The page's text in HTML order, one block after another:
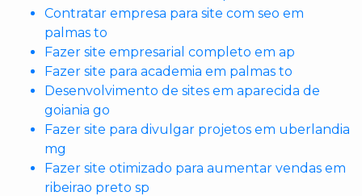
Contratar empresa para site com seo em
palmas to
Fazer site empresarial completo em ap
Fazer site para academia em palmas to
Desenvolvimento de sites em aparecida de
goiania go
Fazer site para divulgar projetos em uberlandia
mg
Fazer site otimizado para aumentar vendas em
ribeirao preto sp